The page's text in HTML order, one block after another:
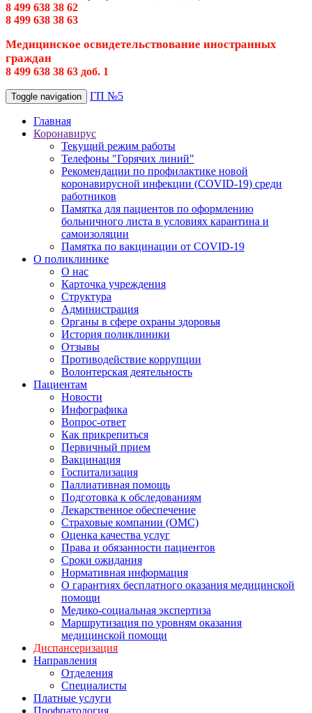
8 499 638 38 62
8 499 638 38 63
Медицинское освидетельствование иностранных
граждан
8 499 638 38 63 доб. 1
Toggle navigation ГП №5
Главная
Коронавирус
Текущий режим работы
Телефоны "Горячих линий"
Рекомендации по профилактике новой
коронавирусной инфекции (COVID-19) среди
работников
Памятка для пациентов по оформлению
больничного листа в условиях карантина и
самоизоляции
Памятка по вакцинации от COVID-19
О поликлинике
О нас
Карточка учреждения
Структура
Администрация
Органы в сфере охраны здоровья
История поликлиники
Отзывы
Противодействие коррупции
Волонтерская деятельность
Пациентам
Новости
Инфографика
Вопрос-ответ
Как прикрепиться
Первичный прием
Вакцинация
Госпитализация
Паллиативная помощь
Подготовка к обследованиям
Лекарственное обеспечение
Страховые компании (ОМС)
Оценка качества услуг
Права и обязанности пациентов
Сроки ожидания
Нормативная информация
О гарантиях бесплатного оказания медицинской
помощи
Медико-социальная экспертиза
Маршрутизация по уровням оказания
медицинской помощи
Диспансеризация
Направления
Отделения
Специалисты
Платные услуги
Профпатология